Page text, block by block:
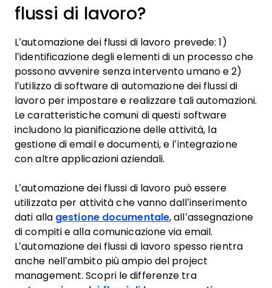
flussi di lavoro?
L’automazione dei flussi di lavoro prevede: 1)
l’identificazione degli elementi di un processo che
possono avvenire senza intervento umano e 2)
l’utilizzo di software di automazione dei flussi di
lavoro per impostare e realizzare tali automazioni.
Le caratteristiche comuni di questi software
includono la pianificazione delle attività, la
gestione di email e documenti, e l’integrazione
con altre applicazioni aziendali.
L’automazione dei flussi di lavoro può essere
utilizzata per attività che vanno dall’inserimento
dati alla gestione documentale, all’assegnazione
di compiti e alla comunicazione via email.
L’automazione dei flussi di lavoro spesso rientra
anche nell’ambito più ampio del project
management. Scopri le differenze tra